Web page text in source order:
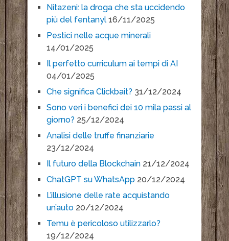
Nitazeni: la droga che sta uccidendo
più del fentanyl 16/11/2025
Pestici nelle acque minerali
14/01/2025
Il perfetto curriculum ai tempi di AI
04/01/2025
Che significa Clickbait? 31/12/2024
Sono veri i benefici dei 10 mila passi al
giorno? 25/12/2024
Analisi delle truffe finanziarie
23/12/2024
Il futuro della Blockchain 21/12/2024
ChatGPT su WhatsApp 20/12/2024
L’illusione delle rate acquistando
un’auto 20/12/2024
Temu è pericoloso utilizzarlo?
19/12/2024